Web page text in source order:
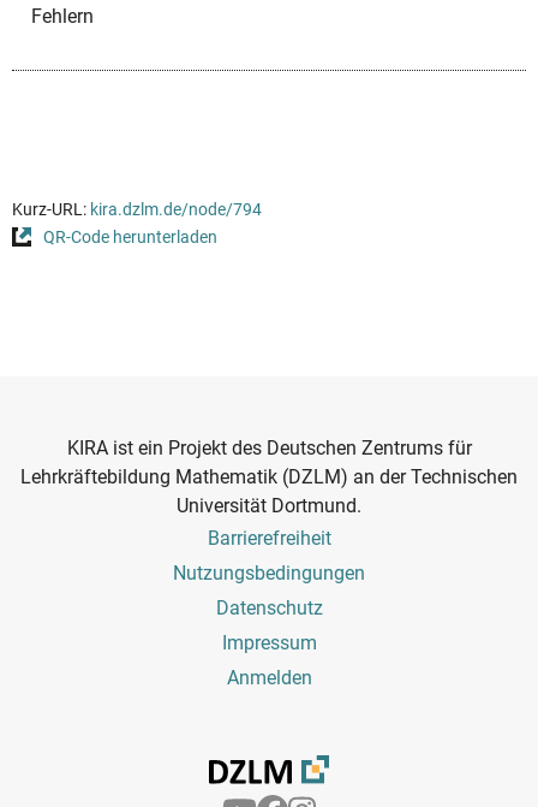
Fehlern
Kurz-URL: kira.dzlm.de/node/794
QR-Code herunterladen
KIRA ist ein Projekt des Deutschen Zentrums für
Lehrkräftebildung Mathematik (DZLM) an der Technischen
Universität Dortmund.
Barrierefreiheit
Nutzungsbedingungen
Datenschutz
Impressum
Anmelden